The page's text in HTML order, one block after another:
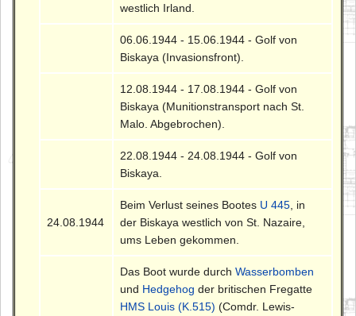
westlich Irland.
06.06.1944 - 15.06.1944 - Golf von
Biskaya (Invasionsfront).
12.08.1944 - 17.08.1944 - Golf von
Biskaya (Munitionstransport nach St.
Malo. Abgebrochen).
22.08.1944 - 24.08.1944 - Golf von
Biskaya.
24.08.1944
Beim Verlust seines Bootes U 445 , in
der Biskaya westlich von St. Nazaire,
ums Leben gekommen.
Das Boot wurde durchWasserbomben
und Hedgehog der britischen Fregatte
HMS Louis (K.515) (Comdr. Lewis-